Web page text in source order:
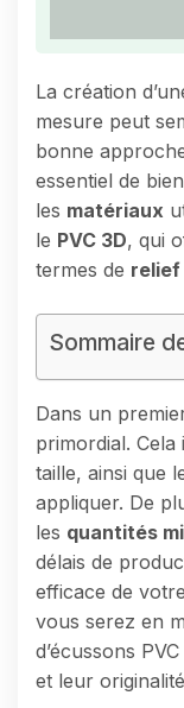
La création
mesure peut
bonne
essentiel de
les matériaux
le PVC 3D, qui
termes de relief
Sommaire
Dans un
primordial.
taille, ainsi que
appliquer. De
les quantités
délais de
efficace de
vous serez en
d’écussons
et leur